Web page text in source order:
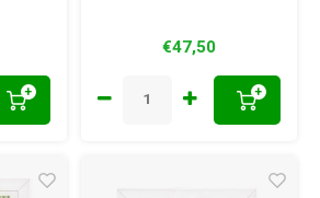
+
€47,50
+